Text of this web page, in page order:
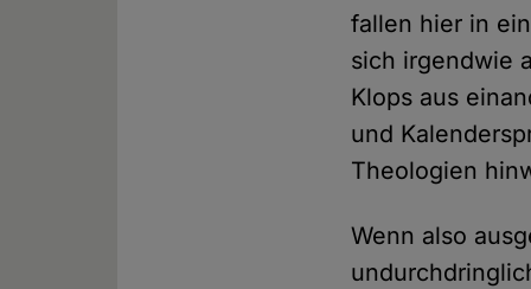
fallen hier in
sich irgendwie
Klops aus
und
Theologien
Wenn also